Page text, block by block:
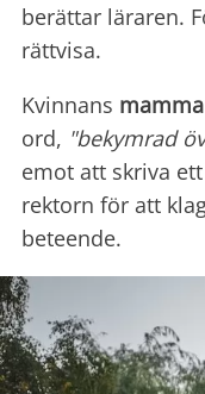
berättar läraren.
rättvisa.
Kvinnans mamma
ord, "bekymrad
emot att skriva ett
rektorn för att
beteende.